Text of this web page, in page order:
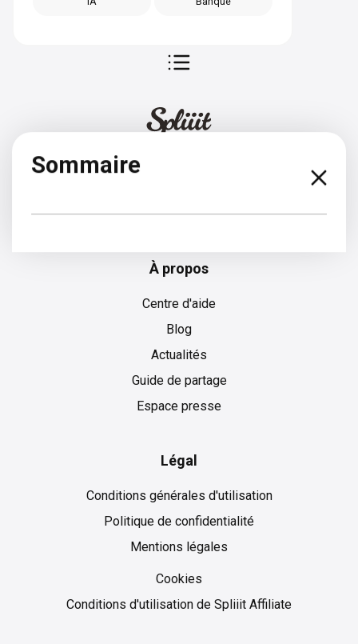
Sommaire
À propos
Centre d'aide
Blog
Actualités
Guide de partage
Espace presse
Légal
Conditions générales d'utilisation
Politique de confidentialité
Mentions légales
Cookies
Cookies
Conditions d'utilisation de Spliiit Affiliate